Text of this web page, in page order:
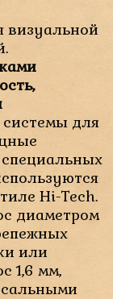
визуальной
для
Hi-Tech.
диаметром
или
1,6 мм,